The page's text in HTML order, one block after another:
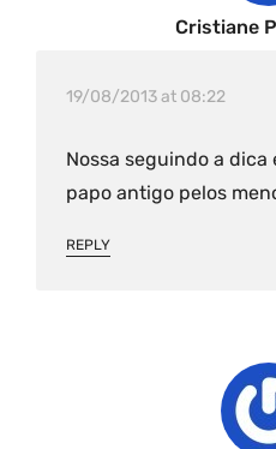
Cristiane
19/08/2013 at 08:22
Nossa seguindo a
papo antigo pelos
REPLY